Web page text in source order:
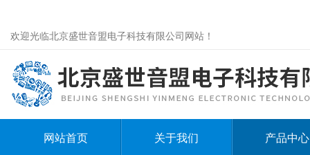
欢迎光临北京盛世音盟电子科技有限公司网站！
网站首页 关于我们 产品中心